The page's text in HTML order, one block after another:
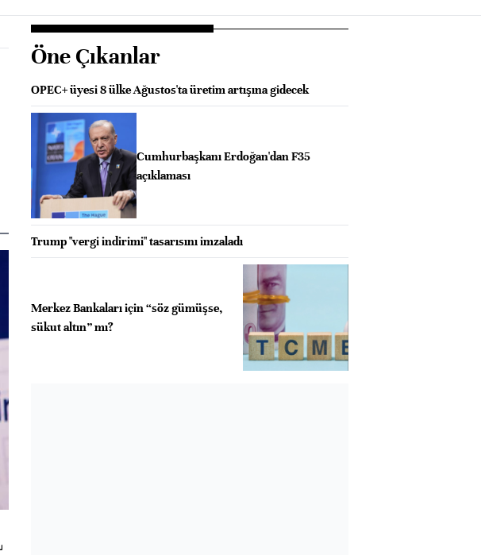
Öne Çıkanlar
OPEC+ üyesi 8 ülke Ağustos'ta üretim artışına gidecek
Cumhurbaşkanı Erdoğan'dan F35
açıklaması
Trump "vergi indirimi" tasarısını imzaladı
Merkez Bankaları için “söz gümüşse,
sükut altın” mı?